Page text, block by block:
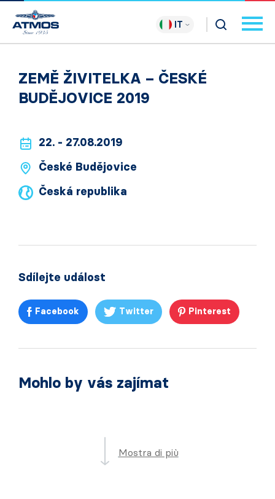
IT
ZEMĚ ŽIVITELKA – ČESKÉ
BUDĚJOVICE 2019
22. - 27.08.2019
České Budějovice
Česká republika
Sdílejte událost
Facebook Twitter Pinterest
Mohlo by vás zajímat
Mostra di più